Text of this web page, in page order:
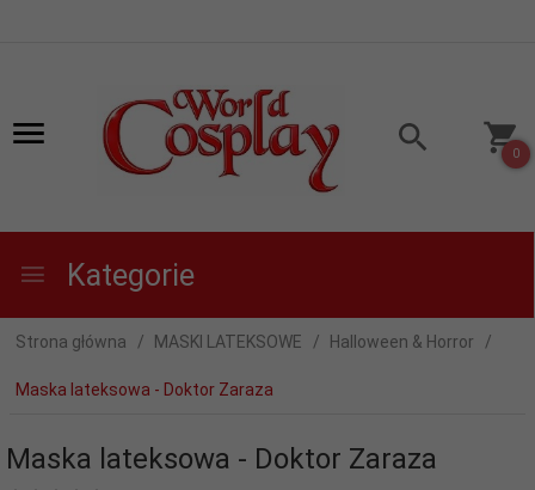
0
Kategorie
Strona główna MASKI LATEKSOWE Halloween & Horror
Maska lateksowa - Doktor Zaraza
Maska lateksowa - Doktor Zaraza